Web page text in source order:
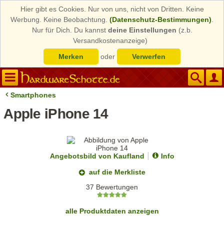
Hier gibt es Cookies. Nur von uns, nicht von Dritten. Keine
Werbung. Keine Beobachtung. (Datenschutz-Bestimmungen)
Nur für Dich. Du kannst deine Einstellungen (z.b.
Versandkostenanzeige)
Merken
oder Verwerfen
Smartphones
Apple iPhone 14
Angebotsbild von Kaufland
Info
auf die Merkliste
37 Bewertungen
alle Produktdaten anzeigen